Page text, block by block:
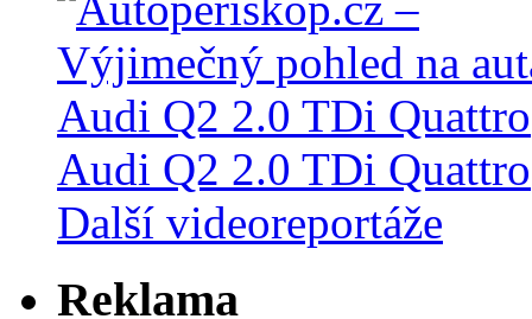
Audi Q2 2.0 TDi Quattro
Další videoreportáže
Reklama